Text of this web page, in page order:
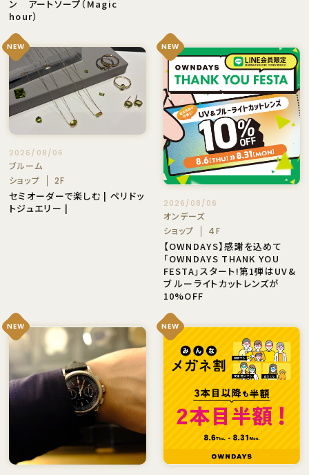
ン アートソープ（Magic
hour）
NEW
2026/08/06
ブルーム
ショップ
2F
セミオーダーで楽しむ | ペリドッ
トジュエリー |
NEW
2026/08/06
オンデーズ
ショップ
4F
【OWNDAYS】感謝を込めて
「OWNDAYS THANK YOU
FESTA」スタート!第1弾はUV&
ブ ルーライトカットレンズが
10%OFF
NEW NEW